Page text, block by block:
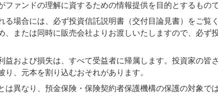
ファンドの理解に資するための情報提供を目的とするもので
る場合には、必ず投資信託説明書（交付目論見書）をご
、または同時に販売会社よりお渡しいたしますので、必
益および損失は、すべて受益者に帰属します。投資家の
、元本を割り込むおそれがあります。
は異なり、預金保険・保険契約者保護機構の保護の対象